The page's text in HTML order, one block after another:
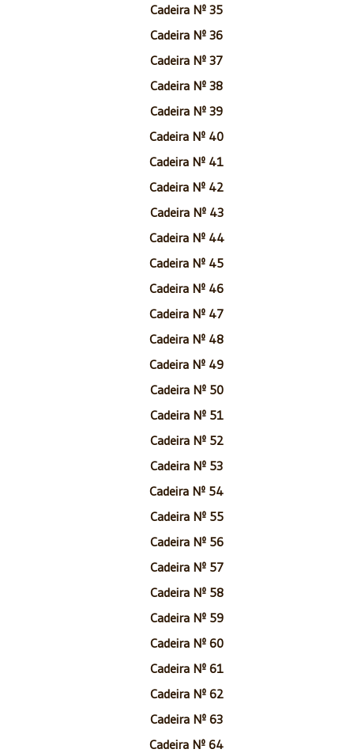
Cadeira Nº 35
Cadeira Nº 36
Cadeira Nº 37
Cadeira Nº 38
Cadeira Nº 39
Cadeira Nº 40
Cadeira Nº 41
Cadeira Nº 42
Cadeira Nº 43
Cadeira Nº 44
Cadeira Nº 45
Cadeira Nº 46
Cadeira Nº 47
Cadeira Nº 48
Cadeira Nº 49
Cadeira Nº 50
Cadeira Nº 51
Cadeira Nº 52
Cadeira Nº 53
Cadeira Nº 54
Cadeira Nº 55
Cadeira Nº 56
Cadeira Nº 57
Cadeira Nº 58
Cadeira Nº 59
Cadeira Nº 60
Cadeira Nº 61
Cadeira Nº 62
Cadeira Nº 63
Cadeira Nº 64